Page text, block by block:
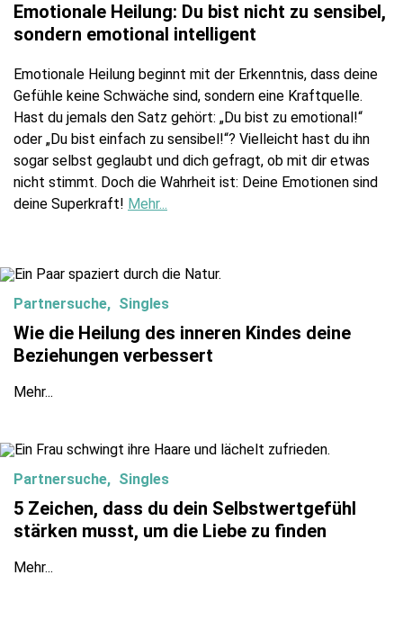
Emotionale Heilung: Du bist nicht zu sensibel,
sondern emotional intelligent
Emotionale Heilung beginnt mit der Erkenntnis, dass deine
Gefühle keine Schwäche sind, sondern eine Kraftquelle.
Hast du jemals den Satz gehört: „Du bist zu emotional!“
oder „Du bist einfach zu sensibel!“? Vielleicht hast du ihn
sogar selbst geglaubt und dich gefragt, ob mit dir etwas
nicht stimmt. Doch die Wahrheit ist: Deine Emotionen sind
deine Superkraft! Mehr...
Partnersuche Singles
Wie die Heilung des inneren Kindes deine
Beziehungen verbessert
Mehr...
Partnersuche Singles
5 Zeichen, dass du dein Selbstwertgefühl
stärken musst, um die Liebe zu finden
Mehr...